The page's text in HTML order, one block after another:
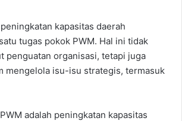
kapasitas daerah
tugas pokok PWM. Hal ini tidak
penguatan organisasi, tetapi juga
mengelola isu-isu strategis, termasuk
adalah peningkatan kapasitas